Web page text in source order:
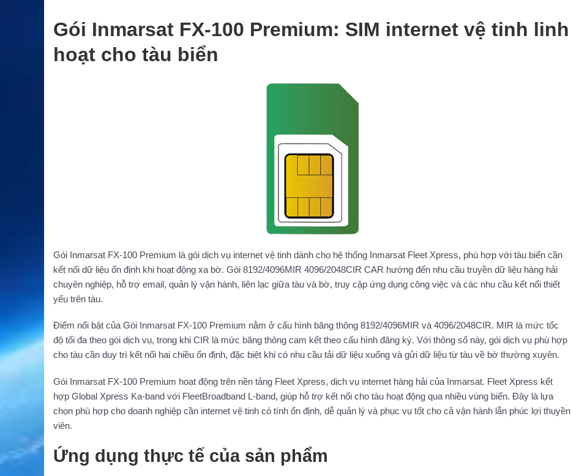
Gói Inmarsat FX-100 Premium: SIM internet vệ tinh linh
hoạt cho tàu biển
Gói Inmarsat FX-100 Premium là gói dịch vụ internet vệ tinh dành cho hệ thống Inmarsat Fleet Xpress, phù hợp với tàu biển cần
kết nối dữ liệu ổn định khi hoạt động xa bờ. Gói 8192/4096MIR 4096/2048CIR CAR hướng đến nhu cầu truyền dữ liệu hàng hải
chuyên nghiệp, hỗ trợ email, quản lý vận hành, liên lạc giữa tàu và bờ, truy cập ứng dụng công việc và các nhu cầu kết nối thiết
yếu trên tàu.
Điểm nổi bật của Gói Inmarsat FX-100 Premium nằm ở cấu hình băng thông 8192/4096MIR và 4096/2048CIR. MIR là mức tốc
độ tối đa theo gói dịch vụ, trong khi CIR là mức băng thông cam kết theo cấu hình đăng ký. Với thông số này, gói dịch vụ phù hợp
cho tàu cần duy trì kết nối hai chiều ổn định, đặc biệt khi có nhu cầu tải dữ liệu xuống và gửi dữ liệu từ tàu về bờ thường xuyên.
Gói Inmarsat FX-100 Premium hoạt động trên nền tảng Fleet Xpress, dịch vụ internet hàng hải của Inmarsat. Fleet Xpress kết
hợp Global Xpress Ka-band với FleetBroadband L-band, giúp hỗ trợ kết nối cho tàu hoạt động qua nhiều vùng biển. Đây là lựa
chọn phù hợp cho doanh nghiệp cần internet vệ tinh có tính ổn định, dễ quản lý và phục vụ tốt cho cả vận hành lẫn phúc lợi thuyền
viên.
Ứng dụng thực tế của sản phẩm